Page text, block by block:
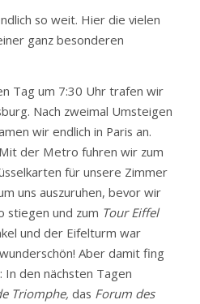
so weit. Hier die vielen
ganz besonderen
Tag um 7:30 Uhr trafen wir
Nach zweimal Umsteigen
wir endlich in Paris an.
der Metro fuhren wir zum
für unsere Zimmer
uns auszuruhen, bevor wir
stiegen und zum Tour Eiffel
und der Eifelturm war
Aber damit fing
den nächsten Tagen
Triomphe, das Forum des